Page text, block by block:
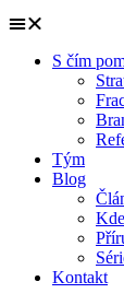
S čím
Tým
Blog
Kontakt